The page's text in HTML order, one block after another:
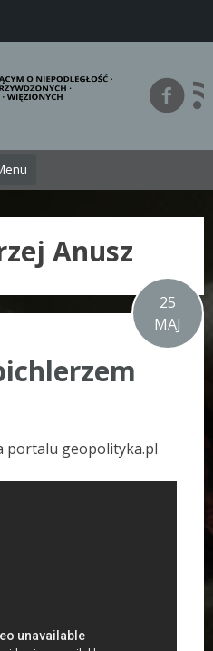
Anusz
25
MAJ
portalu geopolityka.pl